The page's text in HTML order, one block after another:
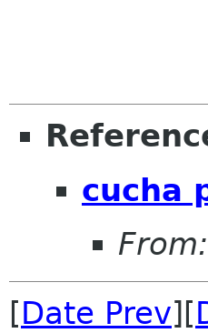
cucha
From:
[Date Prev][